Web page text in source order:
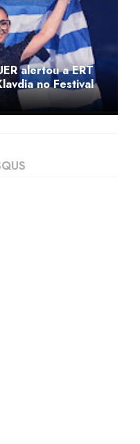
alertou a ERT
no Festival